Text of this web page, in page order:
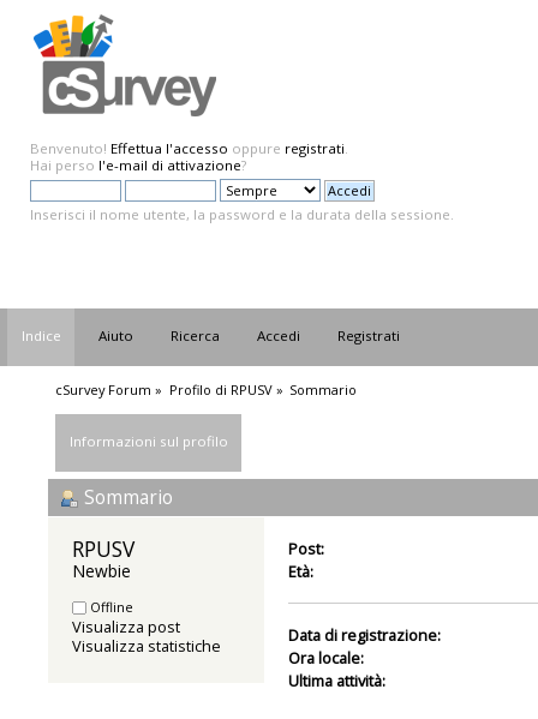
Benvenuto! Effettua l'accesso oppure registrati.
Hai perso l'e-mail di attivazione?
Inserisci il nome utente, la password e la durata della sessione.
Indice Aiuto Ricerca Accedi Registrati
cSurvey Forum » Profilo di RPUSV» Sommario
Informazioni sul profilo
Sommario
RPUSV
Newbie
Offline
Visualizza post
Visualizza statistiche
Post:
Età:
Data di registrazione:
Ora locale:
Ultima attività: